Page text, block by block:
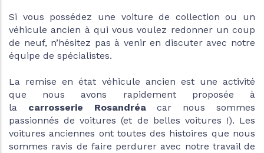
Si vous possédez une voiture de collection ou un
véhicule ancien à qui vous voulez redonner un coup
de neuf, n’hésitez pas à venir en discuter avec notre
équipe de spécialistes.
La remise en état véhicule ancien est une activité
que nous avons rapidement proposée à
la carrosserie Rosandréacar nous sommes
passionnés de voitures (et de belles voitures !). Les
voitures anciennes ont toutes des histoires que nous
sommes ravis de faire perdurer avec notre travail de